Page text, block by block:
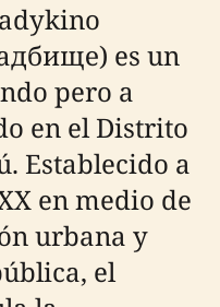
es un
pero a
en el Distrito
Establecido a
en medio de
urbana y
el